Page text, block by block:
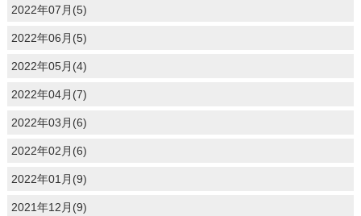
2022年07月(5)
2022年06月(5)
2022年05月(4)
2022年04月(7)
2022年03月(6)
2022年02月(6)
2022年01月(9)
2021年12月(9)